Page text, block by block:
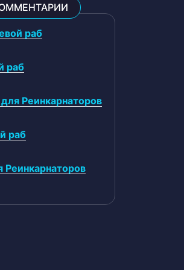
раб
раб
Реинкарнаторов
раб
Реинкарнаторов